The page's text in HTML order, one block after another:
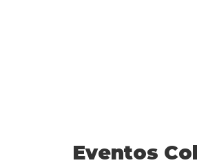
Eventos